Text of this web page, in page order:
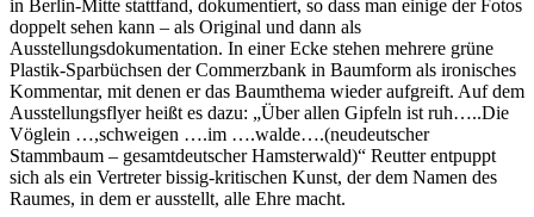
in Berlin-Mitte stattfand, dokumentiert, so dass man einige der Fotos
doppelt sehen kann – als Original und dann als
Ausstellungsdokumentation. In einer Ecke stehen mehrere grüne
Plastik-Sparbüchsen der Commerzbank in Baumform als ironisches
Kommentar, mit denen er das Baumthema wieder aufgreift. Auf dem
Ausstellungsflyer heißt es dazu: „Über allen Gipfeln ist ruh…..Die
Vöglein …,schweigen ….im ….walde….(neudeutscher
Stammbaum – gesamtdeutscher Hamsterwald)“ Reutter entpuppt
sich als ein Vertreter bissig-kritischen Kunst, der dem Namen des
Raumes, in dem er ausstellt, alle Ehre macht.